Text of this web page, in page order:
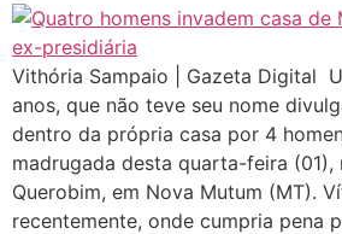
Vithória Sampaio | Gazeta Digital
anos, que não teve seu nome
dentro da própria casa por 4
madrugada desta quarta-feira (01),
Querobim, em Nova Mutum (MT).
recentemente, onde cumpria pena